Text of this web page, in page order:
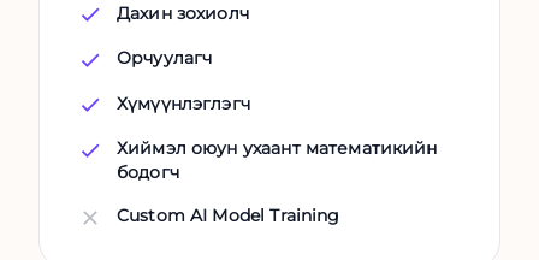
Дахин зохиолч
Орчуулагч
Хүмүүнлэглэгч
Хиймэл оюун ухаант математикийн
бодогч
Custom AI Model Training